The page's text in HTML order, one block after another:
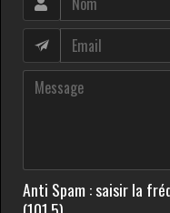
Anti Spam : saisir la